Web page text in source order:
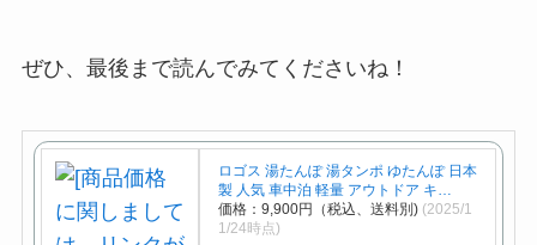
ぜひ、最後まで読んでみてくださいね！
ロゴス 湯たんぽ 湯タンポ ゆたんぽ 日本
製 人気 車中泊 軽量 アウトドア キ…
価格：9,900円（税込、送料別) (2025/1
1/24時点)